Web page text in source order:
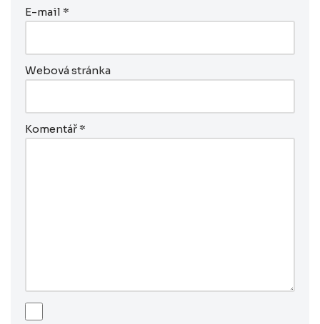
E-mail *
Webová stránka
Komentář *